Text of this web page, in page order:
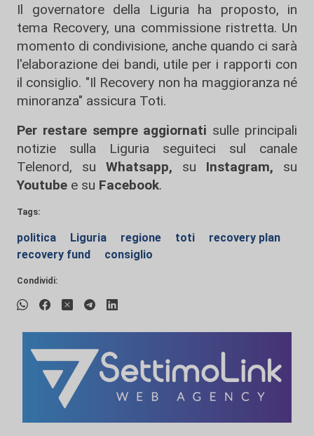
Il governatore della Liguria ha proposto, in
tema Recovery, una commissione ristretta. Un
momento di condivisione, anche quando ci sarà
l'elaborazione dei bandi, utile per i rapporti con
il consiglio. "Il Recovery non ha maggioranza né
minoranza" assicura Toti.
Per restare sempre aggiornati sulle principali
notizie sulla Liguria seguiteci sul canale
Telenord, su
Whatsapp, su Instagram, su
Youtube e su Facebook.
Tags:
politica Liguria regione toti
recovery plan
recovery fund
consiglio
Condividi: